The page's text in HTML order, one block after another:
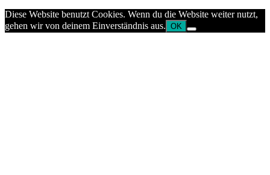
Diese Website benutzt Cookies. Wenn du die Website weiter nutzt,
gehen wir von deinem Einverständnis aus. OK